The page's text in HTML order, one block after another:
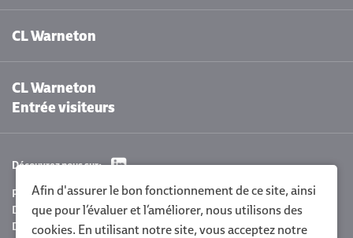
CL Warneton
CL Warneton
Entrée visiteurs
Découvrez nous sur:
Paramètres des cookies
Déclaration de confidentialité Clarebout
Déclaration de la politique
Afin d'assurer le bon fonctionnement de ce site, ainsi
que pour l’évaluer et l’améliorer, nous utilisons des
cookies. En utilisant notre site, vous acceptez notre